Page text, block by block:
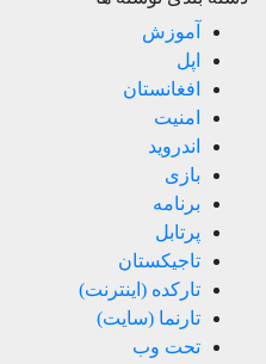
آموزش
اپل
افغانستان
امنیت
اندروید
بازی
برنامه
پرتابل
تاجیکستان
تارکده (اینترنت)
تارنما (سایت)
تحت وب